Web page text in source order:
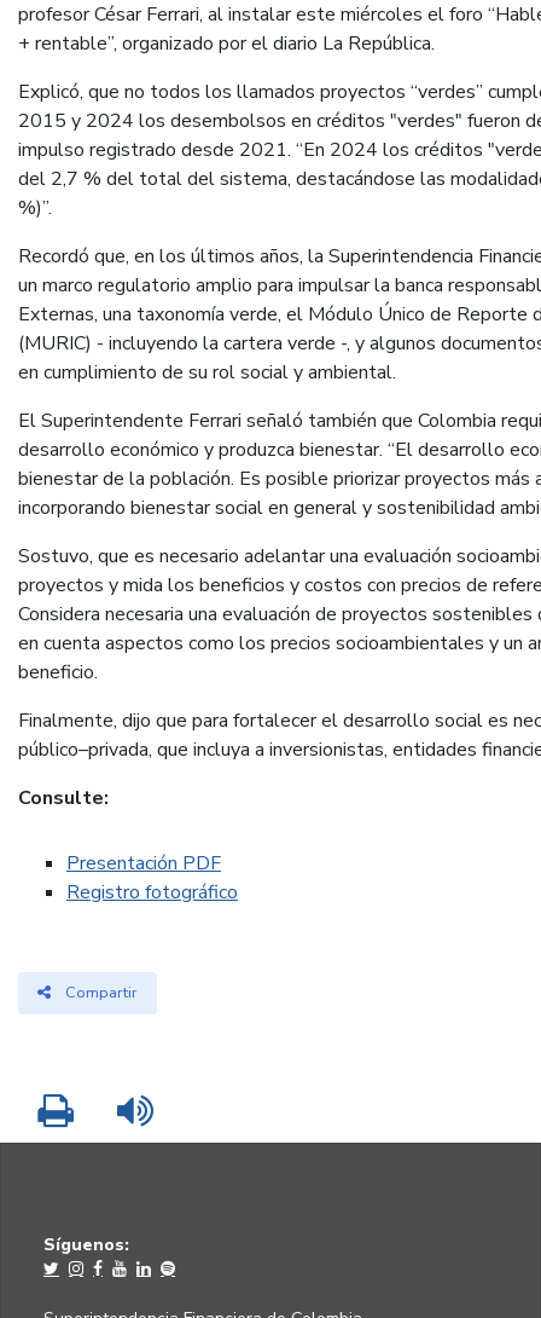
profesor César Ferrari, al instalar este miércoles el foro
+ rentable”, organizado por el diario La República.
Explicó, que no todos los llamados proyectos “verdes”
2015 y 2024 los desembolsos en créditos "verdes" fueron
impulso registrado desde 2021. “En 2024 los créditos
del 2,7 % del total del sistema, destacándose las
%)”.
Recordó que, en los últimos años, la Superintendencia
un marco regulatorio amplio para impulsar la banca
Externas, una taxonomía verde, el Módulo Único de Reporte
(MURIC) - incluyendo la cartera verde -, y algunos
en cumplimiento de su rol social y ambiental.
El Superintendente Ferrari señaló también que Colombia
desarrollo económico y produzca bienestar. “El desarrollo
bienestar de la población. Es posible priorizar proyectos más
incorporando bienestar social en general y sostenibilidad
Sostuvo, que es necesario adelantar una evaluación
proyectos y mida los beneficios y costos con precios de
Considera necesaria una evaluación de proyectos
en cuenta aspectos como los precios socioambientales y un
beneficio.
Finalmente, dijo que para fortalecer el desarrollo social es
público–privada, que incluya a inversionistas, entidades
Consulte:
Presentación PDF
Registro fotográfico
Compartir
Imprimir
Síguenos: